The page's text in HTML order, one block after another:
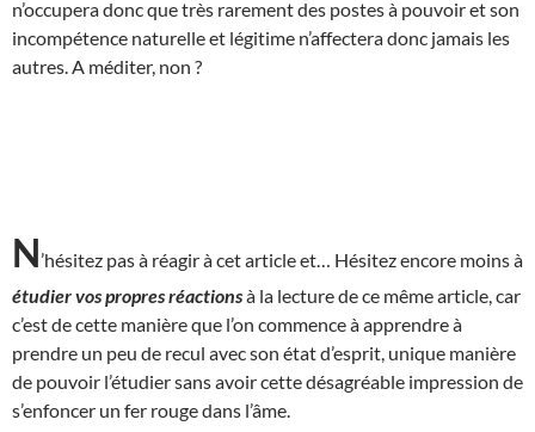
n’occupera donc que très rarement des postes à pouvoir et son
incompétence naturelle et légitime n’affectera donc jamais les
autres. A méditer, non ?
N’hésitez pas à réagir à cet article et… Hésitez encore moins à
étudier vos propres réactionsà la lecture de ce même article, car
c’est de cette manière que l’on commence à apprendre à
prendre un peu de recul avec son état d’esprit, unique manière
de pouvoir l’étudier sans avoir cette désagréable impression de
s’enfoncer un fer rouge dans l’âme.